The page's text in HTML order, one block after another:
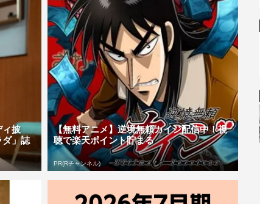
ィ披
」誌
【無料アニメ】逆境無頼カイジ配信中！視
聴で楽天ポイント貯まる
PR(Rチャンネル)